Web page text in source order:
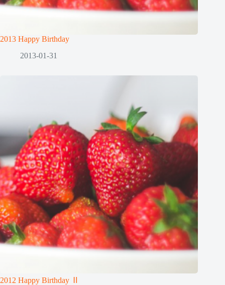
2013 Happy Birthday
2013-01-31
2012 Happy Birthday Ⅱ